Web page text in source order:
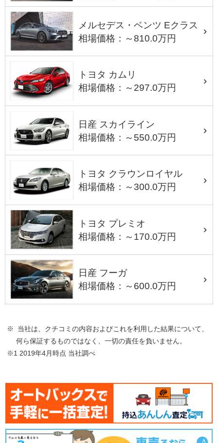
メルセデス・ベンツ Eクラス
相場価格：～810.0万円
トヨタ カムリ
相場価格：～297.0万円
日産 スカイライン
相場価格：～550.0万円
トヨタ クラウンロイヤル
相場価格：～300.0万円
トヨタ プレミオ
相場価格：～170.0万円
日産 フーガ
相場価格：～600.0万円
※ 当社は、クチコミの内容およびこれを利用した結果について、
何ら保証するものではなく、一切の責任を負いません。
※1 2019年4月時点 当社調べ